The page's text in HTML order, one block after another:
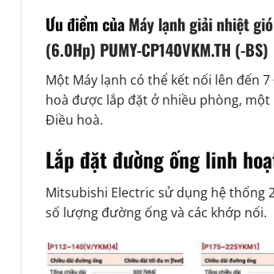
Ưu điểm của Máy lạnh giải nhiệt
(6.0Hp) PUMY-CP140VKM.TH (-BS)
Một Máy lạnh có thể kết nối lên đến
hoà được lắp đặt ở nhiều phòng,
Điều hoà.
Lắp đặt đường ống linh
Mitsubishi Electric sử dụng hệ thống
số lượng đường ống và các khớp nối.